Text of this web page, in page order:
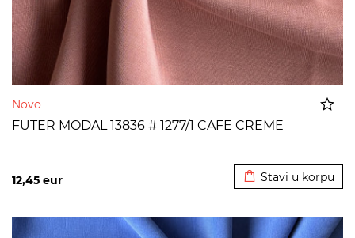
Novo
FUTER MODAL 13836 # 1277/1 CAFE CREME
12,45 eur Stavi u korpu